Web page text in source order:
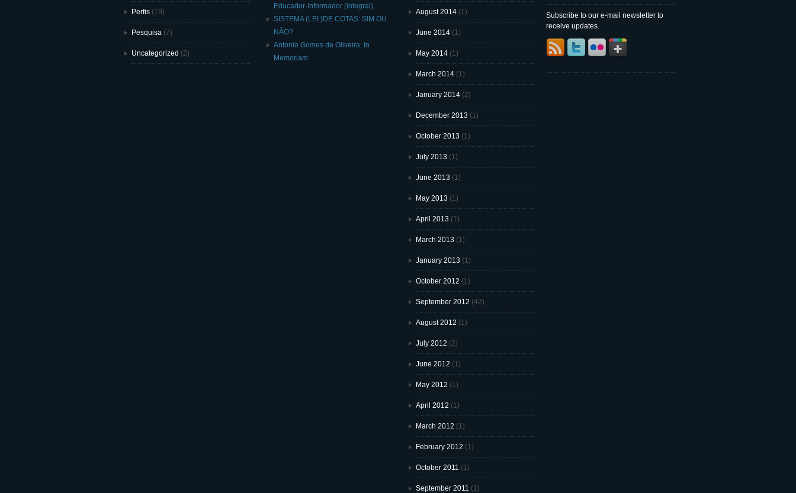
Perfis (19)
Pesquisa (7)
Uncategorized (2)
Educador-Informador (Integral)
SISTEMA (LEI )DE COTAS: SIM OU
NÃO?
Antonio Gomes de Oliveira: In
Memoriam
August 2014 (1)
June 2014 (1)
May 2014 (1)
March 2014 (1)
January 2014 (2)
December 2013 (1)
October 2013 (1)
July 2013 (1)
June 2013 (1)
May 2013 (1)
April 2013 (1)
March 2013 (1)
January 2013 (1)
October 2012 (1)
September 2012 (42)
August 2012 (1)
July 2012 (2)
June 2012 (1)
May 2012 (1)
April 2012 (1)
March 2012 (1)
February 2012 (1)
October 2011 (1)
September 2011 (1)
Subscribe to our e-mail newsletter to
receive updates.